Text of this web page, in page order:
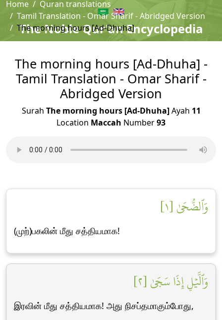
The Noble Qur'an Encyclopedia
Home
Quran translations
Tamil Translation - Omar Sharif - Abridged Version
The morning hours [Ad-Dhuha]
The morning hours [Ad-Dhuha] -
Tamil Translation - Omar Sharif -
Abridged Version
Surah The morning hours [Ad-Dhuha]Ayah 11
Location Maccah Number93
وَٱلضُّحَىٰ [١]
(முற்)பகலின் மீது சத்தியமாக!
وَٱلَّيۡلِ إِذَا سَجَىٰ [٢]
இரவின் மீது சத்தியமாக! அது நிசப்தமாகும்போது,